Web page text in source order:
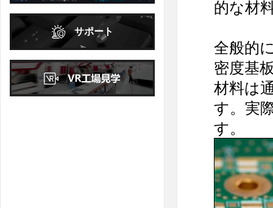
2026年10月
October
火 水 木
1
2
3
4
5 6 7 8 9
10
11
12 13 14 15 16
17
サポート
的な材
全般的
密度基
材料は
す。実
す。